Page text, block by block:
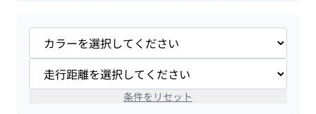
条件をリセット